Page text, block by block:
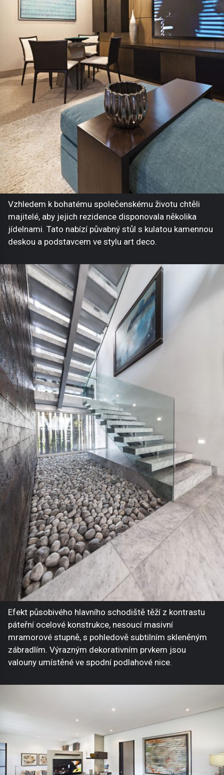
Vzhledem k bohatému společenskému životu chtěli
majitelé, aby jejich rezidence disponovala několika
jídelnami. Tato nabízí půvabný stůl s kulatou kamennou
deskou a podstavcem ve stylu art deco.
Efekt působivého hlavního schodiště těží z kontrastu
páteřní ocelové konstrukce, nesoucí masivní
mramorové stupně, s pohledově subtilním skleněným
zábradlím. Výrazným dekorativním prvkem jsou
valouny umístěné ve spodní podlahové nice.